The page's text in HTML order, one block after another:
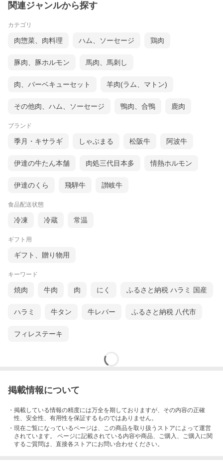
関連ジャンルから探す
カテゴリ
肉惣菜、肉料理 ハム、ソーセージ 鶏肉
豚肉、豚ホルモン 馬肉、馬刺し
肉、バーベキューセット 羊肉(ラム、マトン)
その他肉、ハム、ソーセージ 鴨肉、合鴨 鹿肉
ブランド
季月・キサラギ しゃぶまる 松阪牛 阿波牛
伊達の牛たん本舗 肉処三代目本多 情熱ホルモン
伊達のくら 飛騨牛 讃岐牛
食品配送状態
冷凍 冷蔵 常温
ギフト用
ギフト、贈り物用
キーワード
焼肉 牛肉 肉 にく ふるさと納税 ハラミ 国産
ハラミ 牛タン 牛レバー ふるさと納税 八代市
フィレステーキ
掲載情報について
・掲載している情報の精度には万全を期しておりますが、その内容の正確
性、安全性、有用性を保証するものではありません。
・現在ご覧になっているページは、この商品を取り扱うストアによって運営
されています。 ページに記載されている内容や商品、ご購入 、ご購入に関
するご質問は、直接各ストアにお問い合わせください。